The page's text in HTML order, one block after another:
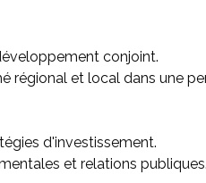
conjoint.
régional et local dans une
d'investissement.
et relations